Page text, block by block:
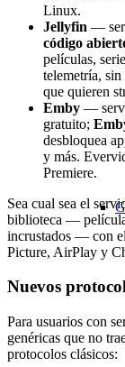
Linux.
Jellyfin —
código
películas,
telemetría,
que quieren
Emby —
gratuito;
desbloquea
y más.
Premiere.
Sea cual sea el
biblioteca —
incrustados — con
Picture, AirPlay y
Nuevos
Para usuarios con
genéricas que no
protocolos clásicos: